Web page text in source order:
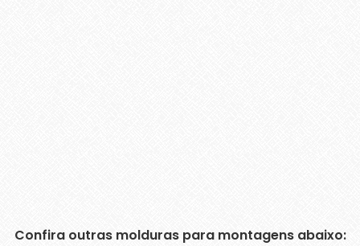
Confira outras molduras para montagens abaixo: